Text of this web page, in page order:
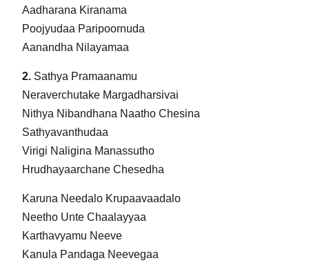
Aadharana Kiranama
Poojyudaa Paripoornuda
Aanandha Nilayamaa
2.Sathya Pramaanamu
Neraverchutake Margadharsivai
Nithya Nibandhana Naatho Chesina
Sathyavanthudaa
Virigi Naligina Manassutho
Hrudhayaarchane Chesedha
Karuna Needalo Krupaavaadalo
Neetho Unte Chaalayyaa
Karthavyamu Neeve
Kanula Pandaga Neevegaa